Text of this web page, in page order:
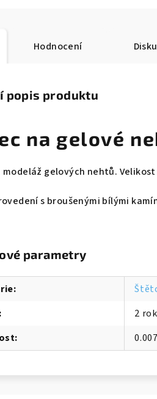
Hodnocení
popis produktu
na gelové
gelových nehtů. Velikost
s broušenými bílými
parametry
:
:
2
: